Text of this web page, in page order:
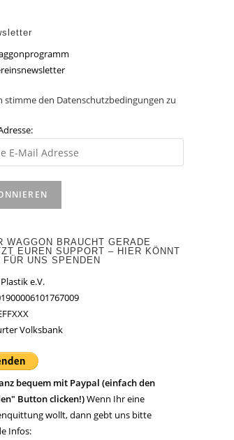
stimme den Datenschutzbedingungen zu
WAGGON BRAUCHT GERADE
EUREN SUPPORT – HIER KÖNNT
FÜR UNS SPENDEN
e.V.
Volksbank
bequem mit Paypal (einfach den
Button clicken!)Wenn Ihr eine
wollt, dann gebt uns bitte
Infos: